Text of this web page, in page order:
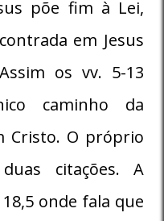
põe fim à Lei,
em Jesus
os vv. 5-13
caminho da
Cristo. O próprio
citações. A
onde fala que